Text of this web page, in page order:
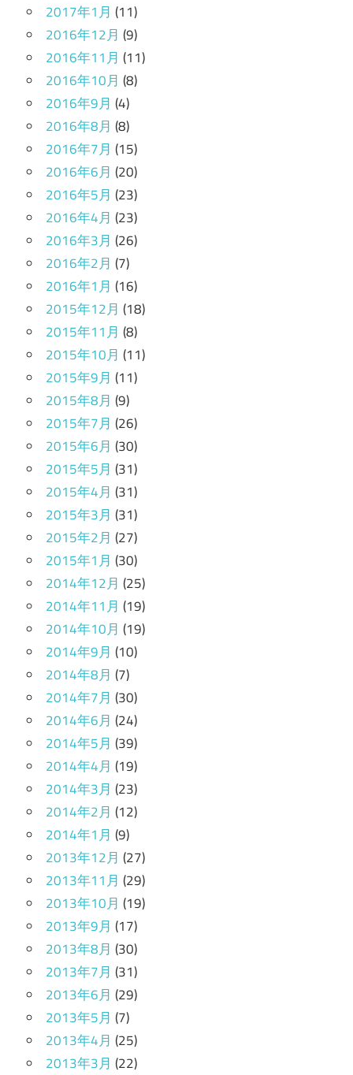
2017年1月 (11)
2016年12月 (9)
2016年11月 (11)
2016年10月 (8)
2016年9月 (4)
2016年8月 (8)
2016年7月 (15)
2016年6月 (20)
2016年5月 (23)
2016年4月 (23)
2016年3月 (26)
2016年2月 (7)
2016年1月 (16)
2015年12月 (18)
2015年11月 (8)
2015年10月 (11)
2015年9月 (11)
2015年8月 (9)
2015年7月 (26)
2015年6月 (30)
2015年5月 (31)
2015年4月 (31)
2015年3月 (31)
2015年2月 (27)
2015年1月 (30)
2014年12月 (25)
2014年11月 (19)
2014年10月 (19)
2014年9月 (10)
2014年8月 (7)
2014年7月 (30)
2014年6月 (24)
2014年5月 (39)
2014年4月 (19)
2014年3月 (23)
2014年2月 (12)
2014年1月 (9)
2013年12月 (27)
2013年11月 (29)
2013年10月 (19)
2013年9月 (17)
2013年8月 (30)
2013年7月 (31)
2013年6月 (29)
2013年5月 (7)
2013年4月 (25)
2013年3月 (22)